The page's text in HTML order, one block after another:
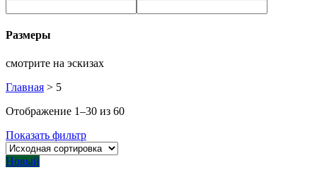
Размеры
смотрите на эскизах
Главная > 5
Отображение 1–30 из 60
Показать фильтр
Новый